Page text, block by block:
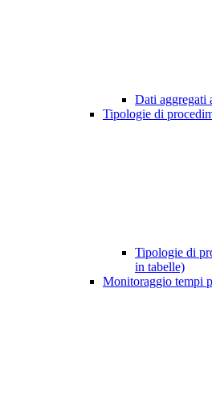
Dati aggregati
Tipologie di
Tipologie di
in tabelle)
Monitoraggio tempi